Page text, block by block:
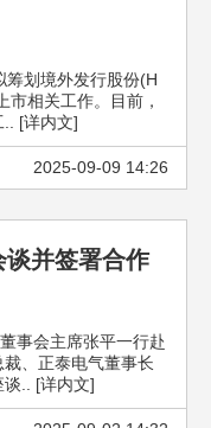
划境外发行股份(H
市相关工作。目前，
[详内文]
2025-09-09 14:26
并签署合作
事会主席张平一行赴
裁、正泰电气董事长
谈.. [详内文]